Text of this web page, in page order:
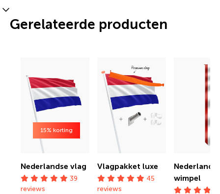
Gerelateerde producten
15% korting
Nederlandse vlag
39
reviews
Vlagpakket luxe
45
reviews
wimpel